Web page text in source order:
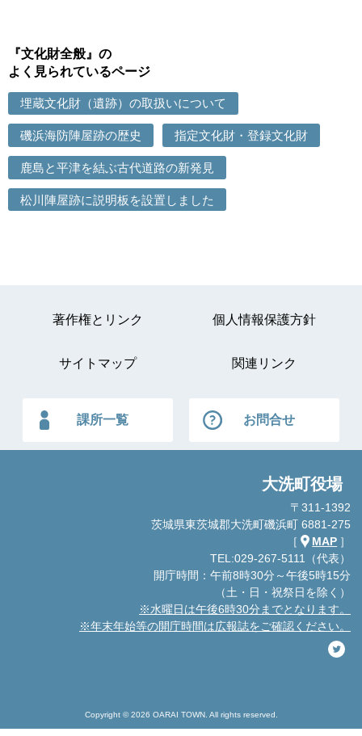
『文化財全般』の
よく見られているページ
埋蔵文化財（遺跡）の取扱いについて
磯浜海防陣屋跡の歴史 指定文化財・登録文化財
鹿島と平津を結ぶ古代道路の新発見
松川陣屋跡に説明板を設置しました
著作権とリンク 個人情報保護方針
サイトマップ 関連リンク
課所一覧 お問合せ
大洗町役場
〒311-1392
茨城県東茨城郡大洗町磯浜町 6881-275
［
MAP ］
TEL:029-267-5111（代表）
開庁時間：午前8時30分～午後5時15分
（土・日・祝祭日を除く）
※水曜日は午後6時30分までとなります。
※年末年始等の開庁時間は広報誌をご確認ください。
Copyright © 2026 OARAI TOWN. All rights reserved.